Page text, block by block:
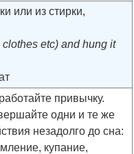
или из стирки,
etc) and hung it
привычку.
одни и те же
незадолго до сна:
купание,